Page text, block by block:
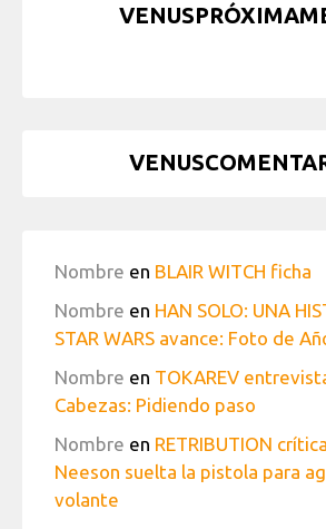
Nombre en BLAIR WITCH ficha
Nombre en HAN SOLO: UNA
STAR WARS avance: Foto de
Nombre en TOKAREV
Cabezas: Pidiendo paso
Nombre en RETRIBUTION
Neeson suelta la pistola para
volante